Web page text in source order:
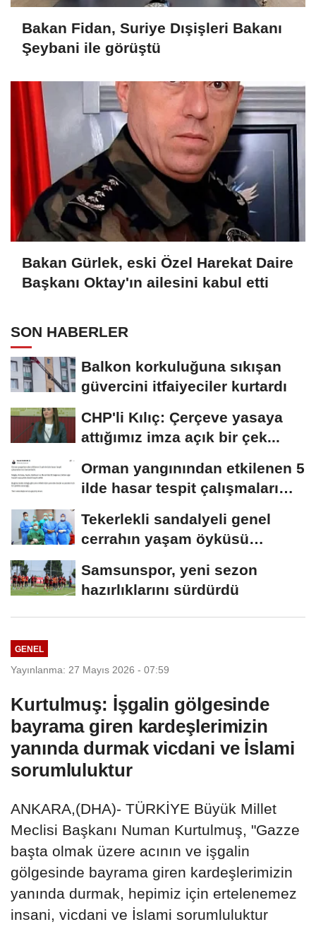
Bakan Fidan, Suriye Dışişleri Bakanı
Şeybani ile görüştü
Bakan Gürlek, eski Özel Harekat Daire
Başkanı Oktay'ın ailesini kabul etti
SON HABERLER
Balkon korkuluğuna sıkışan
güvercini itfaiyeciler kurtardı
CHP'li Kılıç: Çerçeve yasaya
attığımız imza açık bir çek...
Orman yangınından etkilenen 5
ilde hasar tespit çalışmaları
Tekerlekli sandalyeli genel
cerrahın yaşam öyküsü
Samsunspor, yeni sezon
hazırlıklarını sürdürdü
GENEL
Yayınlanma: 27 Mayıs 2026 - 07:59
Kurtulmuş: İşgalin gölgesinde
bayrama giren kardeşlerimizin
yanında durmak vicdani ve İslami
sorumluluktur
ANKARA,(DHA)- TÜRKİYE Büyük Millet
Meclisi Başkanı Numan Kurtulmuş, "Gazze
başta olmak üzere acının ve işgalin
gölgesinde bayrama giren kardeşlerimizin
yanında durmak, hepimiz için ertelenemez
insani, vicdani ve İslami sorumluluktur